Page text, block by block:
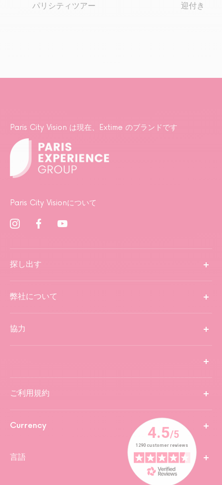
パリシティツアー
迎付き
Paris City Vision は現在、Extime のブランドです
Paris City Visionについて
探し出す
弊社について
協力
ご利用規約
Currency
言語